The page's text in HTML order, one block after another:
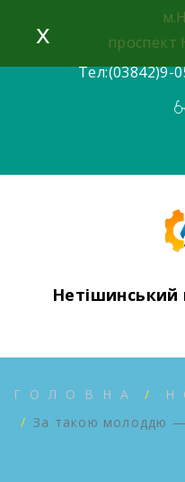
content
проспект
Тел:(03842)9-
Нетішинський
ГОЛОВНА
За такою молоддю —
x